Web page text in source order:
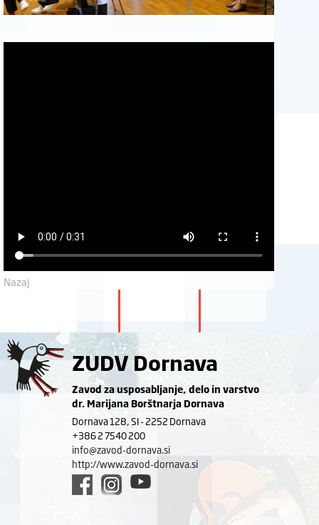
Nazaj
ZUDV Dornava
Zavod za usposabljanje, delo in varstvo
dr. Marijana Borštnarja Dornava
Dornava 128, SI - 2252 Dornava
+386 2 7540 200
info@zavod-dornava.si
http://www.zavod-dornava.si